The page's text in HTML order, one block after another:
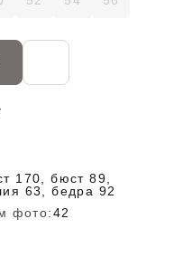
170, бюст 89,
63, бедра 92
фото:42